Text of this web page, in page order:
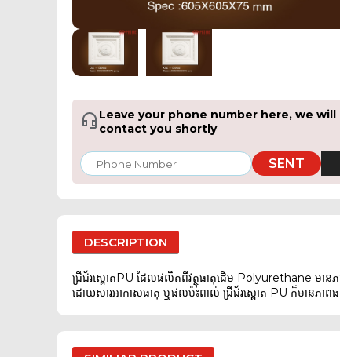
Leave your phone number here, we will
contact you shortly
SENT
DESCRIPTION
ជ្រីជ័រស្ពោតPU ដែលផលិតពីវត្ថុធាតុដើម Polyurethane មា
ដោយសារអាកាសធាតុ ឬផលប៉ះពាល់ ជ្រីជ័រស្ពោត PU ក៏មានភាពធន់